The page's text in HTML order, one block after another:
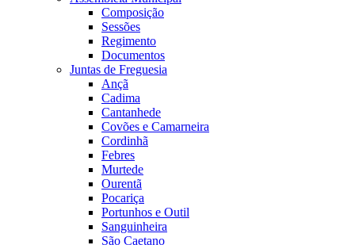
Composição
Sessões
Regimento
Documentos
Juntas de Freguesia
Ançã
Cadima
Cantanhede
Covões e Camarneira
Cordinhã
Febres
Murtede
Ourentã
Pocariça
Portunhos e Outil
Sanguinheira
São Caetano